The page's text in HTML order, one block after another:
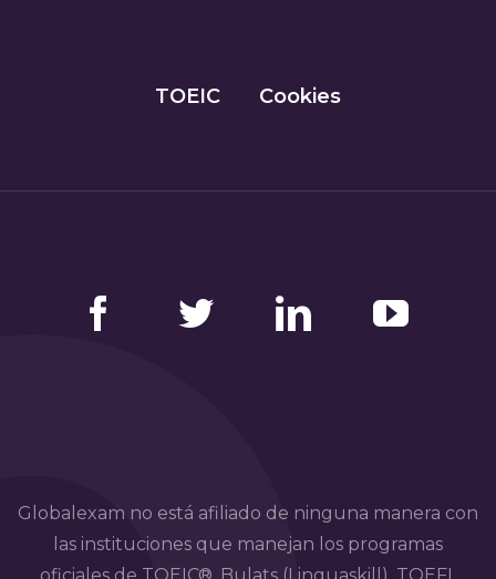
TOEIC Cookies
Globalexam no está afiliado de ninguna manera con
las instituciones que manejan los programas